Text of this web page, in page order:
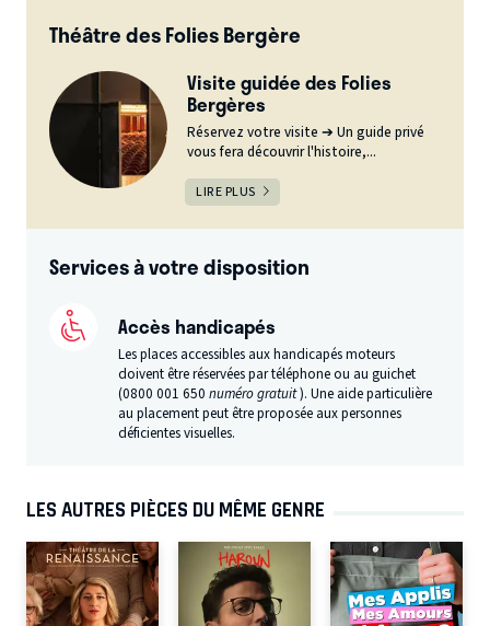
Théâtre des Folies Bergère
Visite guidée des Folies
Bergères
Réservez votre visite ➔ Un guide privé
vous fera découvrir l'histoire,...
LIRE PLUS
Services à votre disposition
Accès handicapés
Les places accessibles aux handicapés moteurs
doivent être réservées par téléphone ou au guichet
(0800 001 650numéro gratuit). Une aide particulière
au placement peut être proposée aux personnes
déficientes visuelles.
LES AUTRES PIÈCES DU MÊME GENRE